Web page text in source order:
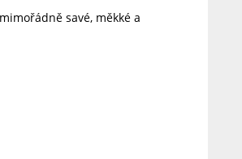
savé, měkké a